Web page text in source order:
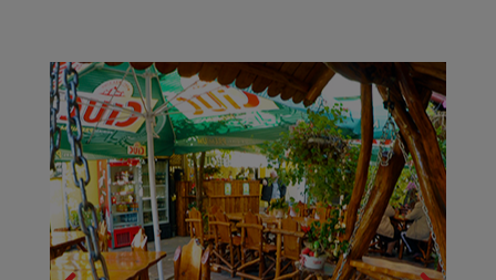
Slide 3
Heading
Lorem ipsum dolor
sit amet